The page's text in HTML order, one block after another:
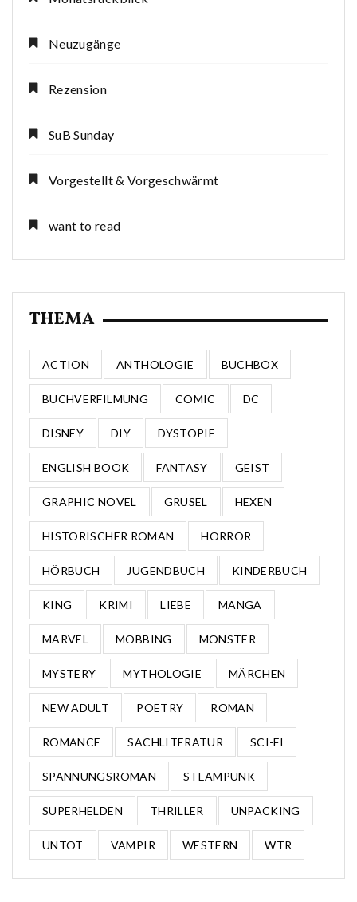
Neuzugänge
Rezension
SuB Sunday
Vorgestellt & Vorgeschwärmt
want to read
THEMA
ACTION ANTHOLOGIE BUCHBOX
BUCHVERFILMUNG COMIC DC
DISNEY DIY DYSTOPIE
ENGLISH BOOK FANTASY GEIST
GRAPHIC NOVEL GRUSEL HEXEN
HISTORISCHER ROMAN HORROR
HÖRBUCH JUGENDBUCH KINDERBUCH
KING KRIMI LIEBE MANGA
MARVEL MOBBING MONSTER
MYSTERY MYTHOLOGIE MÄRCHEN
NEW ADULT POETRY ROMAN
ROMANCE SACHLITERATUR SCI-FI
SPANNUNGSROMAN STEAMPUNK
SUPERHELDEN THRILLER UNPACKING
UNTOT VAMPIR WESTERN WTR